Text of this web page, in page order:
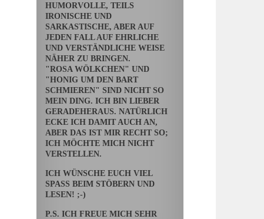
HUMORVOLLE, TEILS
IRONISCHE UND
SARKASTISCHE, ABER AUF
JEDEN FALL AUF EHRLICHE
UND VERSTÄNDLICHE WEISE
NÄHER ZU BRINGEN.
"ROSA WÖLKCHEN" UND
"HONIG UM DEN BART
SCHMIEREN" SIND NICHT SO
MEIN DING. ICH BIN LIEBER
GERADEHERAUS. NATÜRLICH
ECKE ICH DAMIT AUCH AN,
ABER DAS IST MIR RECHT SO;
ICH MÖCHTE MICH NICHT
VERSTELLEN.
ICH WÜNSCHE EUCH VIEL
SPASS BEIM STÖBERN UND L
ESEN! ;-)
P.S. ICH FREUE MICH SEHR